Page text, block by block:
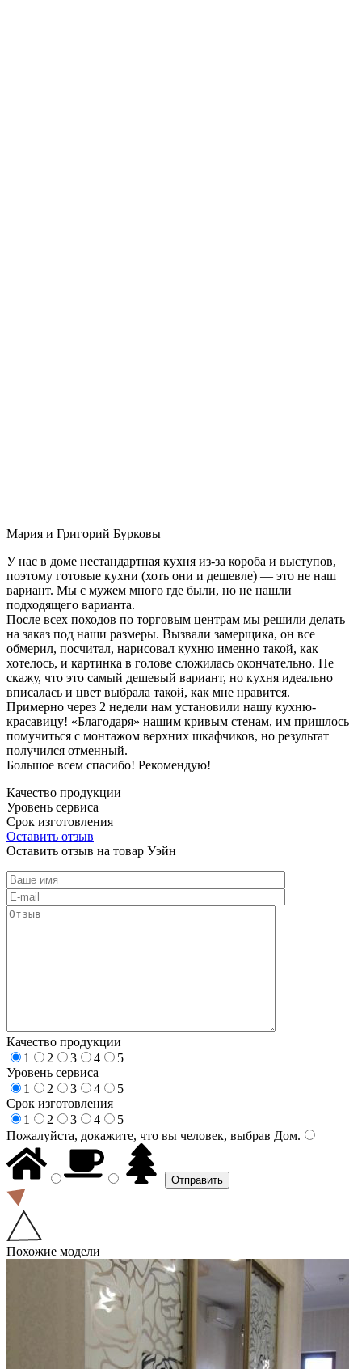
Мария и Григорий Бурковы
У нас в доме нестандартная кухня из-за короба и выступов,
поэтому готовые кухни (хоть они и дешевле) — это не наш
вариант. Мы с мужем много где были, но не нашли
подходящего варианта.
После всех походов по торговым центрам мы решили делать
на заказ под наши размеры. Вызвали замерщика, он все
обмерил, посчитал, нарисовал кухню именно такой, как
хотелось, и картинка в голове сложилась окончательно. Не
скажу, что это самый дешевый вариант, но кухня идеально
вписалась и цвет выбрала такой, как мне нравится.
Примерно через 2 недели нам установили нашу кухню-
красавицу! «Благодаря» нашим кривым стенам, им пришлось
помучиться с монтажом верхних шкафчиков, но результат
получился отменный.
Большое всем спасибо! Рекомендую!
Качество продукции
Уровень сервиса
Срок изготовления
Оставить отзыв
Оставить отзыв на товар Уэйн
Качество продукции
1
2 3 4
5
Уровень сервиса
1
2 3 4
5
Срок изготовления
1
2 3 4
5
Пожалуйста, докажите, что вы человек, выбрав Дом.
Похожие модели